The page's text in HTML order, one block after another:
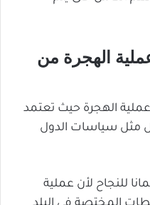
الهجرة من
الهجرة حيث تعتمد
مثل سياسات الدول
للنجاح لأن عملية